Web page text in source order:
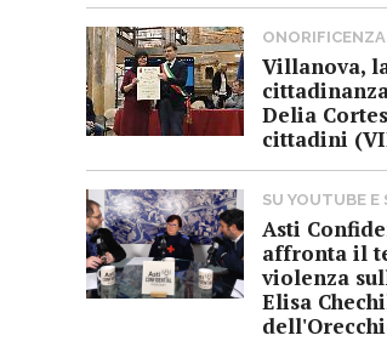
ONORIFICENZA
Villanova,
Delia
cittadini
SU YOUTUBE E
Asti
affronta il
violenza
Elisa